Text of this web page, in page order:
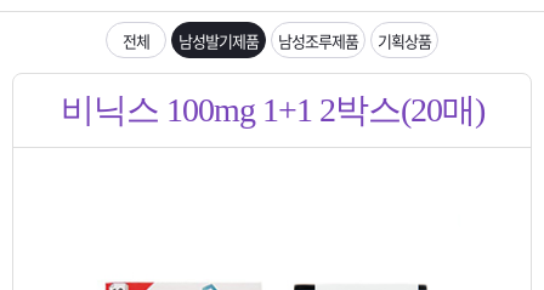
[2026구정 연휴]설 연휴 배송 및 휴무 안내
전체 남성발기제품 남성조루제품 기획상품
비닉스 100mg 1+1 2박스(20매)